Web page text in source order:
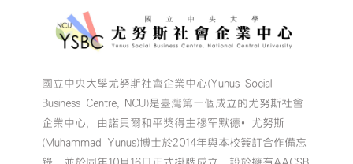
國立中央大學尤努斯社會企業中心(Yunus Social
Business Centre, NCU)是臺灣第一個成立的尤努斯社會
企業中心，由諾貝爾和平獎得主穆罕默德•尤努斯
(Muhammad Yunus)博士於2014年與本校簽訂合作備忘